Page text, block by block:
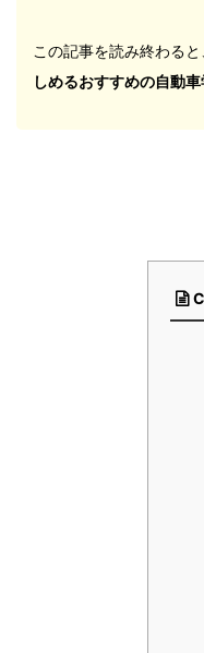
この記事を読み終わると
しめるおすすめの自動車